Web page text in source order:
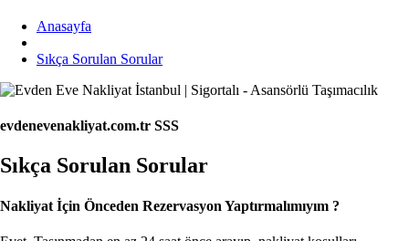
Anasayfa
Sıkça Sorulan Sorular
evdenevenakliyat.com.tr SSS
Sıkça Sorulan Sorular
Nakliyat İçin Önceden Rezervasyon Yaptırmalımıyım ?